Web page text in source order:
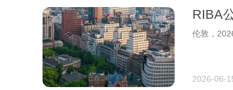
RIBA
个获奖
伦敦，
2026-06-